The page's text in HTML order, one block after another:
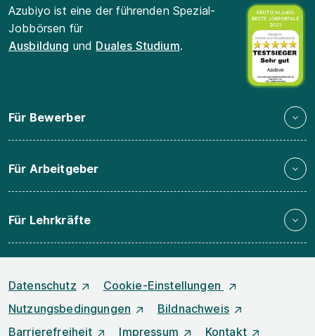
Azubiyo ist eine der führenden Spezial-
Jobbörsen für
Ausbildung und Duales Studium.
Für Bewerber
Für Arbeitgeber
Für Lehrkräfte
Datenschutz
Cookie-Einstellungen
Nutzungsbedingungen
Bildnachweis
Barrierefreiheit
Impressum Kontakt